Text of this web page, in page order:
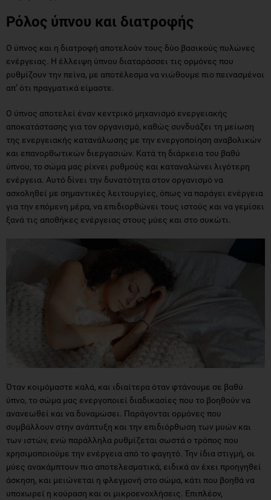
ενέργειας. Η έλλειψη ύπνου διαταράσσει τις ορμόνες που
απ’ ότι πραγματικά είμαστε.
Ο ύπνος αποτελεί έναν κεντρικό μηχανισμό ενεργειακής
αποκατάστασης για τον οργανισμό, καθώς συνδυάζει τη μείωση
και επανορθωτικών διεργασιών. Κατά τη διάρκεια του βαθύ
ύπνου, το σώμα μας ρίχνει ρυθμούς και καταναλώνει λιγότερη
ενέργεια. Αυτό δίνει την δυνατότητα στον οργανισμό να
ασχοληθεί με σημαντικές λειτουργίες, όπως να παράγει ενέργεια
για την επόμενη μέρα, να επιδιορθώνει τους ιστούς και να γεμίσει
ξανά τις αποθήκες ενέργειας στους μύες και στο συκώτι.
Όταν κοιμόμαστε καλά, και ιδιαίτερα όταν φτάνουμε σε βαθύ
ύπνο, το σώμα μας ενεργοποιεί διαδικασίες που το βοηθούν να
συμβάλλουν στην ανάπτυξη και την επιδιόρθωση των μυών και
των ιστών, ενώ παράλληλα ρυθμίζεται σωστά ο τρόπος που
χρησιμοποιούμε την ενέργεια από το φαγητό. Την ίδια στιγμή, οι
μύες ανακάμπτουν πιο αποτελεσματικά, ειδικά αν έχει προηγηθεί
άσκηση, και μειώνεται η φλεγμονή στο σώμα, κάτι που βοηθά να
υποχωρεί η κούραση και οι μικροενοχλήσεις. Επιπλέον,
μειώνονται τα επίπεδα στρες, με αποτέλεσμα να νιώθουμε πιο
ήρεμοι και ισορροπημένοι.